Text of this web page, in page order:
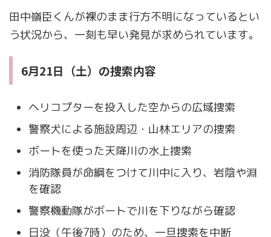
田中嶺臣くんが裸のまま行方不明になっているとい
う状況から、一刻も早い発見が求められています。
6月21日（土）の捜索内容
ヘリコプターを投入した空からの広域捜索
警察犬による施設周辺・山林エリアの捜索
ボートを使った天降川の水上捜索
消防隊員が命綱をつけて川中に入り、岩陰や淵
を確認
警察機動隊がボートで川を下りながら確認
日没（午後7時）のため、一旦捜索を中断